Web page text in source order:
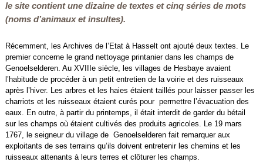
le site contient une dizaine de textes et cinq séries de mots
(noms d’animaux et insultes).
Récemment, les Archives de l’Etat à Hasselt ont ajouté deux textes. Le
premier concerne le grand nettoyage printanier dans les champs de
Genoelselderen. Au XVIIIe siècle, les villages de Hesbaye avaient
l’habitude de procéder à un petit entretien de la voirie et des ruisseaux
après l’hiver. Les arbres et les haies étaient taillés pour laisser passer les
charriots et les ruisseaux étaient curés pour permettre l’évacuation des
eaux. En outre, à partir du printemps, il était interdit de garder du bétail
sur les champs où étaient cultivés des produits agricoles. Le 19 mars
1767, le seigneur du village de Genoelselderen fait remarquer aux
exploitants de ses terrains qu’ils doivent entretenir les chemins et les
ruisseaux attenants à leurs terres et clôturer les champs.